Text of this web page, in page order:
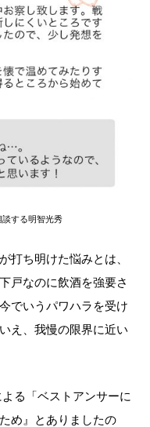
談する明智光秀
打ち明けた悩みとは、
戸なのに飲酒を強要さ
でいうパワハラを受け
え、我慢の限界に近い
る「ベストアンサーに
め』とありましたの